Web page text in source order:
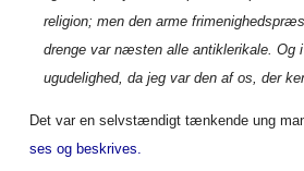
religion; men den arme
drenge var næsten alle antiklerikale. Og
ugudelighed, da jeg var den af os, der
Det var en selvstændigt tænkende ung
ses og beskrives.